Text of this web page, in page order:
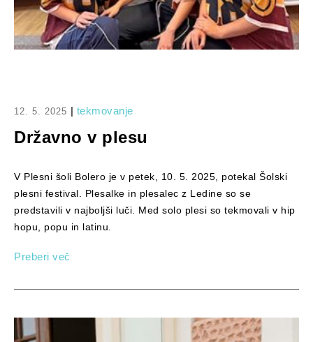
12. 5. 2025 | tekmovanje
Državno v plesu
V Plesni šoli Bolero je v petek, 10. 5. 2025, potekal Šolski
plesni festival. Plesalke in plesalec z Ledine so se
predstavili v najboljši luči. Med solo plesi so tekmovali v hip
hopu, popu in latinu.
Preberi več